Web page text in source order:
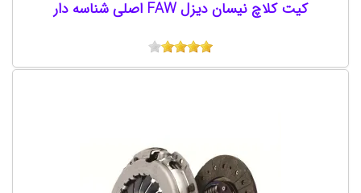
کیت کلاچ نیسان دیزل FAW اصلی شناسه دار